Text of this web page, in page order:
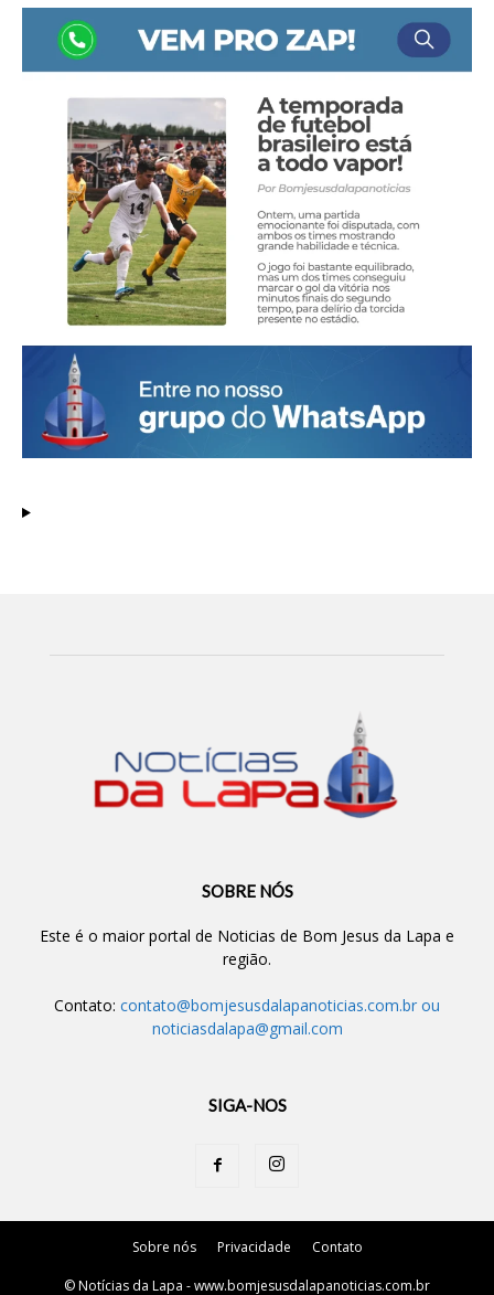
SOBRE NÓS
Este é o maior portal de Noticias de Bom Jesus da Lapa e
região.
Contato: contato@bomjesusdalapanoticias.com.br ou
noticiasdalapa@gmail.com
SIGA-NOS
Sobre nós Privacidade Contato
© Notícias da Lapa - www.bomjesusdalapanoticias.com.br